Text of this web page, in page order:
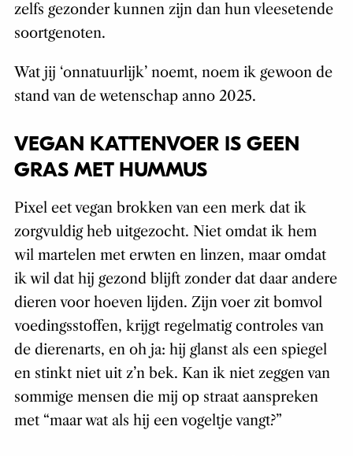
zelfs gezonder kunnen zijn dan hun vleesetende
soortgenoten.
Wat jij ‘onnatuurlijk’ noemt, noem ik gewoon de
stand van de wetenschap anno 2025.
VEGAN KATTENVOER IS GEEN
GRAS MET HUMMUS
Pixel eet vegan brokken van een merk dat ik
zorgvuldig heb uitgezocht. Niet omdat ik hem
wil martelen met erwten en linzen, maar omdat
ik wil dat hij gezond blijft zonder dat daar andere
dieren voor hoeven lijden. Zijn voer zit bomvol
voedingsstoffen, krijgt regelmatig controles van
de dierenarts, en oh ja: hij glanst als een spiegel
en stinkt niet uit z’n bek. Kan ik niet zeggen van
sommige mensen die mij op straat aanspreken
met “maar wat als hij een vogeltje vangt?”